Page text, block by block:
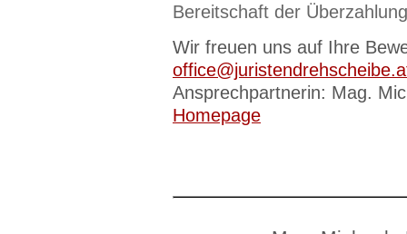
Bereitschaft der
Wir freuen uns auf Ihre
Ansprechpartnerin: Mag.
Homepage